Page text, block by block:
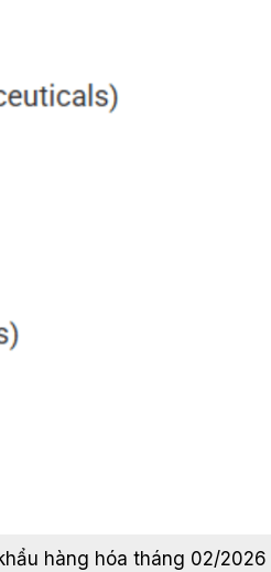
hàng hóa tháng 02/2026